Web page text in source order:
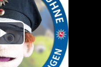
Play